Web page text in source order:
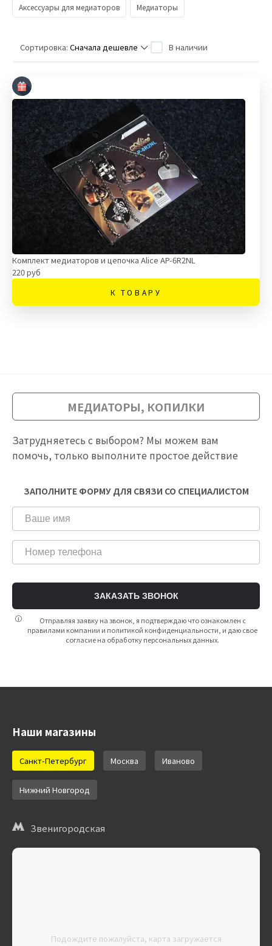
Аксессуары для медиаторов Медиаторы
Сортировка: Сначала дешевле В наличии
Комплект медиаторов и цепочка Alice AP-6R2NL
220 руб
К ТОВАРУ
МЕДИАТОРЫ, КОПИЛКИ
Затрудняетесь с выбором? Мы можем вам
помочь, только выполните простое действие
ЗАПОЛНИТЕ ФОРМУ ДЛЯ СВЯЗИ СО СПЕЦИАЛИСТОМ
ЗАКАЗАТЬ ЗВОНОК
Отправляя заявку на звонок, я подтверждаю что ознакомлен с
правилами компании и политикой конфиденциальности, и даю свое
согласие на обработку персональных данных.
Наши магазины
Санкт-Петербург Москва Иваново
Нижний Новгород
Звенигородская
Подождите пожалуйста, карта загружается